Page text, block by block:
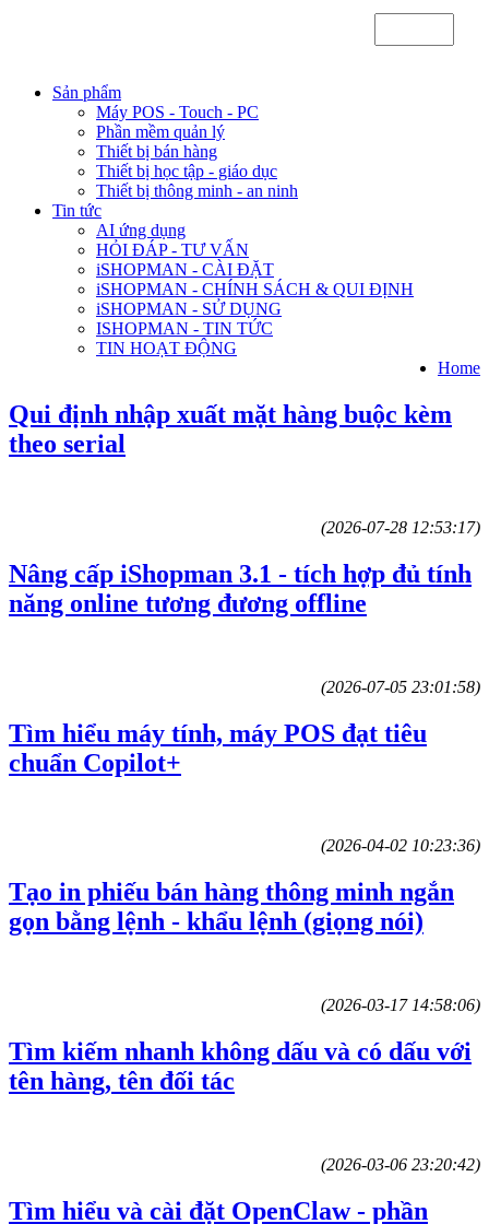
Sản phẩm
Máy POS - Touch - PC
Phần mềm quản lý
Thiết bị bán hàng
Thiết bị học tập - giáo dục
Thiết bị thông minh - an ninh
Tin tức
AI ứng dụng
HỎI ĐÁP - TƯ VẤN
iSHOPMAN - CÀI ĐẶT
iSHOPMAN - CHÍNH SÁCH & QUI ĐỊNH
iSHOPMAN - SỬ DỤNG
ISHOPMAN - TIN TỨC
TIN HOẠT ĐỘNG
Home
Qui định nhập xuất mặt hàng buộc kèm
theo serial
(2026-07-28 12:53:17)
Nâng cấp iShopman 3.1 - tích hợp đủ tính
năng online tương đương offline
(2026-07-05 23:01:58)
Tìm hiểu máy tính, máy POS đạt tiêu
chuẩn Copilot+
(2026-04-02 10:23:36)
Tạo in phiếu bán hàng thông minh ngắn
gọn bằng lệnh - khẩu lệnh (giọng nói)
(2026-03-17 14:58:06)
Tìm kiếm nhanh không dấu và có dấu với
tên hàng, tên đối tác
(2026-03-06 23:20:42)
Tìm hiểu và cài đặt OpenClaw - phần